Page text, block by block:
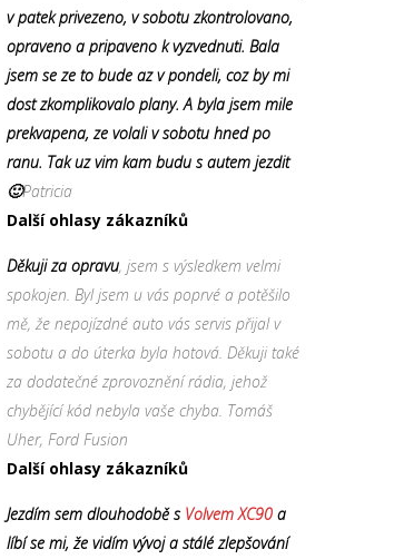
v patek privezeno, v sobotu zkontrolovano,
opraveno a pripaveno k vyzvednuti. Bala
jsem se ze to bude az v pondeli, coz by mi
dost zkomplikovalo plany. A byla jsem mile
prekvapena, ze volali v sobotu hned po
ranu. Tak uz vim kam budu s autem jezdit
🙂Patricia
Další ohlasy zákazníků
Děkuji za opravu, jsem s výsledkem velmi
spokojen. Byl jsem u vás poprvé a potěšilo
mě, že nepojízdné auto vás servis přijal v
sobotu a do úterka byla hotová. Děkuji také
za dodatečné zprovoznění rádia, jehož
chybějící kód nebyla vaše chyba. Tomáš
Uher, Ford Fusion
Další ohlasy zákazníků
Jezdím sem dlouhodobě s Volvem XC90 a
líbí se mi, že vidím vývoj a stálé zlepšování